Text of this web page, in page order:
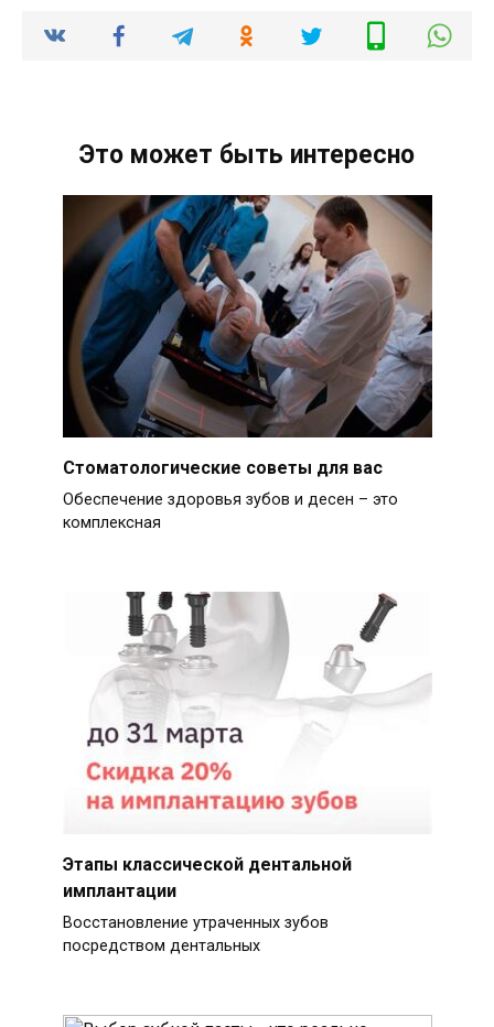
Это может быть интересно
Стоматологические советы для вас
Обеспечение здоровья зубов и десен – это
комплексная
Этапы классической дентальной
имплантации
Восстановление утраченных зубов
посредством дентальных